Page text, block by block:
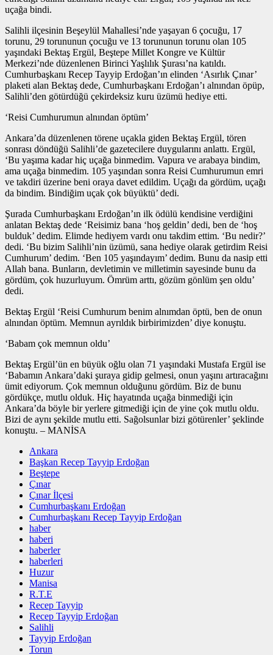
uçağa bindi.
Salihli ilçesinin Beşeylül Mahallesi’nde yaşayan 6 çocuğu, 17
torunu, 29 torununun çocuğu ve 13 torununun torunu olan 105
yaşındaki Bektaş Ergül, Beştepe Millet Kongre ve Kültür
Merkezi’nde düzenlenen Birinci Yaşlılık Şurası’na katıldı.
Cumhurbaşkanı Recep Tayyip Erdoğan’ın elinden ‘Asırlık Çınar’
plaketi alan Bektaş dede, Cumhurbaşkanı Erdoğan’ı alnından öpüp,
Salihli’den götürdüğü çekirdeksiz kuru üzümü hediye etti.
‘Reisi Cumhurumun alnından öptüm’
Ankara’da düzenlenen törene uçakla giden Bektaş Ergül, tören
sonrası döndüğü Salihli’de gazetecilere duygularını anlattı. Ergül,
‘Bu yaşıma kadar hiç uçağa binmedim. Vapura ve arabaya bindim,
ama uçağa binmedim. 105 yaşından sonra Reisi Cumhurumun emri
ve takdiri üzerine beni oraya davet edildim. Uçağı da gördüm, uçağı
da bindim. Bindiğim uçak çok büyüktü’ dedi.
Şurada Cumhurbaşkanı Erdoğan’ın ilk ödülü kendisine verdiğini
anlatan Bektaş dede ‘Reisimiz bana ‘hoş geldin’ dedi, ben de ‘hoş
bulduk’ dedim. Elimde hediyem vardı onu takdim ettim. ‘Bu nedir?’
dedi. ‘Bu bizim Salihli’nin üzümü, sana hediye olarak getirdim Reisi
Cumhurum’ dedim. ‘Ben 105 yaşındayım’ dedim. Bunu da nasip etti
Allah bana. Bunların, devletimin ve milletimin sayesinde bunu da
gördüm, çok huzurluyum. Ömrüm arttı, gözüm gönlüm şen oldu’
dedi.
Bektaş Ergül ‘Reisi Cumhurum benim alnımdan öptü, ben de onun
alnından öptüm. Memnun ayrıldık birbirimizden’ diye konuştu.
‘Babam çok memnun oldu’
Bektaş Ergül’ün en büyük oğlu olan 71 yaşındaki Mustafa Ergül ise
‘Babamın Ankara’daki şuraya gidip gelmesi, onun yaşını artıracağını
ümit ediyorum. Çok memnun olduğunu gördüm. Biz de bunu
gördükçe, mutlu olduk. Hiç hayatında uçağa binmediği için
Ankara’da böyle bir yerlere gitmediği için de yine çok mutlu oldu.
Bizi de aynı şekilde mutlu etti. Sağolsunlar bizi götürenler’ şeklinde
konuştu. – MANİSA
Ankara
Başkan Recep Tayyip Erdoğan
Beştepe
Çınar
Çınar İlçesi
Cumhurbaşkanı Erdoğan
Cumhurbaşkanı Recep Tayyip Erdoğan
haber
haberi
haberler
haberleri
Huzur
Manisa
R.T.E
Recep Tayyip
Recep Tayyip Erdoğan
Salihli
Tayyip Erdoğan
Torun